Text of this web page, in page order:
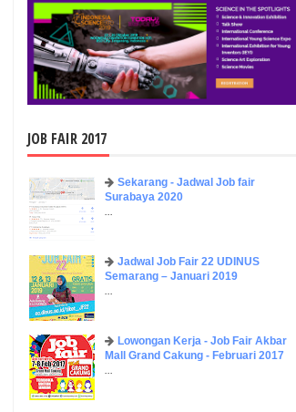
JOB FAIR 2017
Sekarang - Jadwal Job fair
Surabaya 2020
...
Jadwal Job Fair 22 UDINUS
Semarang – Januari 2019
...
Lowongan Kerja - Job Fair ​Akbar ​
Mall Grand Cakung - Februari 2017
...